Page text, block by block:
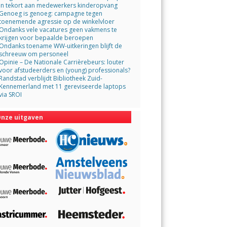
tekort aan medewerkers kinderopvang
is genoeg: campagne tegen
agressie op de winkelvloer
vele vacatures geen vakmens te
voor bepaalde beroepen
toename WW-uitkeringen blijft de
om personeel
– De Nationale Carrièrebeurs: louter
afstudeerders en (young) professionals?
verblijdt Bibliotheek Zuid-
met 11 gereviseerde laptops
SROI
uitgaven